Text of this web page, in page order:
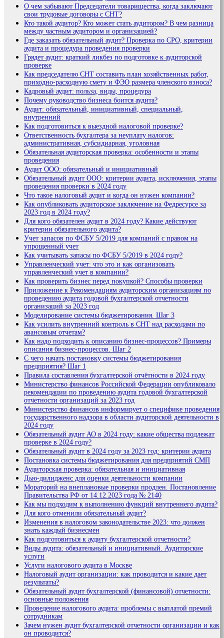
О чем забывают Председатели товарищества, когда заключают
свои трудовые договоры с СНТ?
Кто такой аудитор? Кто может стать аудитором? В чем разница
между частным аудитором и организацией?
Где заказать обязательный аудит? Проверка по СРО, критерии
аудита и процедура проведения проверки
Грядет аудит: краткий ликбез по подготовке к аудиторской
проверке
Как председателю СНТ составить план хозяйственных работ,
приходно-расходную смету и ФЭО размера членского взноса?
Кадровый аудит: польза, виды, процедура
Почему руководство бизнеса боится аудита?
Аудит: обязательный, инициативный, специальный,
внутренний
Как подготовиться к выездной налоговой проверке?
Ответственность бухгалтера за неуплату налогов:
административная, субсидиарная, уголовная
Обязательная аудиторская проверка: особенности и этапы
проведения
Аудит ООО: обязательный и инициативный
Обязательный аудит ООО: критерии аудита, исключения, этапы
проведения проверки в 2024 году
Что такое налоговый аудит и когда он нужен компании?
Как опубликовать аудиторское заключение на Федресурсе за
2023 год в 2024 году?
Для кого обязателен аудит в 2024 году? Какие действуют
критерии обязательного аудита?
Учет запасов по ФСБУ 5/2019 для компаний с правом на
упрощенный учет
Как учитывать запасы по ФСБУ 5/2019 в 2024 году?
Управленческий учет: что это и как организовать
управленческий учет в компании?
Как проверить бизнес перед покупкой? Способы проверки
Приложение к Рекомендациям аудиторским организациям по
проведению аудита годовой бухгалтерской отчетности
организаций за 2023 год
Моделирование системы бюджетирования. Шаг 3
Как усилить внутренний контроль в СНТ над расходами по
авансовым отчетам?
Как надо подходить к описанию бизнес-процессов? Примеры
описания бизнес-процессов. Шаг 2
С чего начать постановку системы бюджетирования
предприятия? Шаг 1
Правила составления бухгалтерской отчётности в 2024 году
Министерство финансов Российской Федерации опубликовало
рекомендации по проведению аудита годовой бухгалтерской
отчетности организаций за 2023 год
Министерство финансов информирует о специфике проведения
государственного надзора в области аудиторской деятельности в
2024 году
Обязательный аудит АО в 2024 году: какие общества подлежат
проверке в 2024 году?
Обязательный аудит в 2024 году за 2023 год: критерии аудита
Постановка системы бюджетирования для предприятий СМП
Аудиторская проверка: обязательная и инициативная
Дью-дилидженс для оценки деятельности компании
Мораторий на внеплановые проверки продлен. Постановление
Правительства РФ от 14.12.2023 года № 2140
Как мы подходим к выполнению функций внутреннего аудита?
Для кого отменили обязательный аудит?
Изменения в налоговом законодательстве 2023: что должен
знать каждый бизнесмен
Как подготовиться к аудиту бухгалтерской отчетности?
Виды аудита: обязательный и инициативный. Аудиторские
услуги
Услуги налогового аудита в Москве
Налоговый аудит организации: как проводится и какие дает
результаты?
Обязательный аудит бухгалтерской (финансовой) отчетности:
основные положения
Проведение налогового аудита: проблемы с выплатой премий
сотрудникам
Зачем нужен аудит бухгалтерской отчетности организации и как
он проводится?